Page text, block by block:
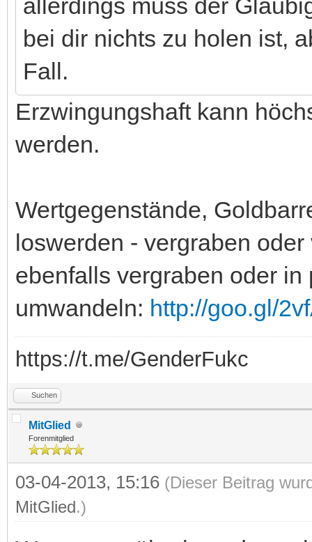
allerdings muss der
bei dir nichts zu holen ist,
Fall.
Erzwingungshaft kann
werden.
Wertgegenstände,
loswerden - vergraben
ebenfalls vergraben oder
umwandeln: http://goo.gl/
https://t.me/GenderFukc
Suchen
MitGlied
Forenmitglied
03-04-2013, 15:16 (Dieser Beitrag
MitGlied.)